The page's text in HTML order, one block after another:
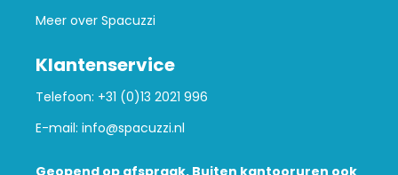
Meer over Spacuzzi
Klantenservice
Telefoon: +31 (0)13 2021 996
E-mail: info@spacuzzi.nl